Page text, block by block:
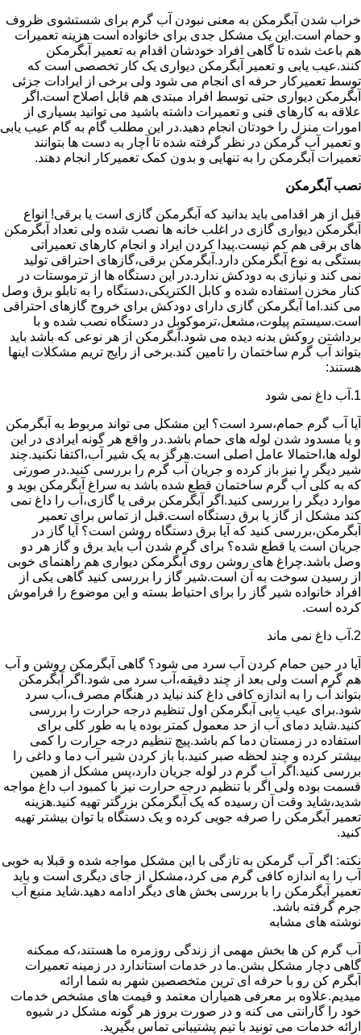
خراب شدن آبگرمکن به معنی نبودن آب گرم برای شستشوی ظروف
و حمام است.این یک مشکل جدی برای خانواده است هزینه تعمیرات
هم باعث شده تا گاهی افراد خودشان اقدام به تعمیر آبگرمکن
کنند.عیب یابی و تعمیر آبگرمکن دیواری یک کار تخصصی است که
توسط تعمیرکار حرفه ای انجام می شود ولی برخی از ایرادات جزئی
آبگرمکن دیواری حتی توسط افراد مبتدی هم قابل اصلاح است.اگر
علاقه به کارهای فنی و تعمیرات داشته باشید می توانید بسیاری از
امورات منزل را خودتان انجام دهید.در این مطلب گام به گام عیب یابی
و تعمیر آب گرمکن در نظر گرفته شده تا آچار به دست ها بتوانند
تعمیرات آبگرمکن را به تنهایی و بدون کمک تعمیرکار انجام دهند.
نصب آبگرمکن
قبل از هر اقدامی باید بدانید که آبگرمکن گازی است یا برقی! انواع
آبگرمکن دیواری گازی در اغلب خانه ها نصب شده ولی تعداد آبگرمکن
های برقی هم کم نیست.پیدا کردن ایراد و انجام کارهای تعمیراتی
بستگی به نوع آبگرمکن دارد.آبگرمکن برقی،گازهای احتراقی تولید
نمی کند و نیازی به دودکش ندارد.در این دستگاه ها از ترموستات در
کنار مخزن استفاده شده و کابل الکتریکی،دستگاه را به تابلو برق وصل
می کند.اما آبگرمکن گازی دارای دودکش برای خروج گازهای احتراقی
است.سیستم پیلوت،مشعل،ترموکوبل در دستگاه نصب شده و با
برداشتن روکش بدنه دیده می شود.آبگرمکن از هر نوعی که باشد باید
بتواند آب گرم ساختمان را تامین کند.برخی از رایج تریم مشکلات اینها
هستند:
1.آب داغ نمی شود
آیا آب گرم حمام،سرد است؟ این مشکل می تواند مربوط به آبگرمکن
و یا مسدود شدن لوله های حمام باشد.در واقع هر گونه ایرادی در این
لوله ها،احتمالا عامل اصلی است.هرگز به یک شیر آب،اکتفا نکنید.چند
شیر دیگر را نیز باز کرده و جریان آب گرم را بررسی کنید.در صورتی
که به کلی آب گرم ساختمان قطع شده باشد به سراغ آبگرمکن بوید و
موارد دیگر را بررسی کنید.اگر آبگرمکن برقی یا گازی،آب را داغ نمی
کند مشکل از گاز یا برق دستگاه است.قبل از تماس برای تعمیر
آبگرمکن،بررسی کنید که آیا برق دستگاه روشن است؟ آیا گاز در
جریان است یا قطع شده؟ برای گرم شدن آب باید برق و گاز هر دو
وصل باشد.چراغ های روشن روی آبگرمکن دیواری هم راهنمای خوبی
از رسیدن سوخت به آن است.شیر گاز را بررسی کنید گاهی یکی از
افراد خانواده شیر گاز را برای احتیاط بسته و این موضوع را فراموش
کرده است.
2.آب داغ نمی ماند
آیا در حین حمام کردن آب سرد می شود؟ گاهی آبگرمکن روشن و آب
هم گرم است ولی بعد از چند دقیقه،آب سرد می شود.اگر آبگرمکن
بتواند آب را به اندازه کافی داغ کند نباید در هنگام مصرف،آب سرد
شود.برای عیب یابی آبگرمکن اول تنظیم درجه حرارت را بررسی
کنید.شاید دمای آب از حد معمول کمتر بوده یا به طور کلی برای
استفاده در زمستان دما کم باشد.پیچ تنظیم درجه حرارت را کمی
بیشتر کرده و چند لحظه صبر کنید.با باز کردن شیر آب دما و داغی را
بررسی کنید.اگر آب گرم در لوله جریان دارد،پس مشکل از همین
قسمت بوده ولی اگر با تنظیم درجه حرارت نیز با کمبود اب داغ مواجه
شدید،شاید وقت آن رسیده که یک آبگرمکن بزرگتر تهیه کنید.هزینه
تعمیر آبگرمکن را صرفه جویی کرده و یک دستگاه با توان بیشتر تهیه
کنید.
نکته: اگر آب گرمکن به تازگی با این مشکل مواجه شده و قبلا به خوبی
آب را به اندازه کافی گرم می کرد،مشکل از جای دیگری است و باید
تعمیر آبگرمکن را با بررسی بخش های دیگر ادامه دهید.شاید منبع آب
جرم گرفته باشد.
نوشته های مشابه
آب گرم کن ها بخش مهمی از زندگی روزمره ما هستند،که ممکنه
گاهی دچار مشکل بشن.ما در خدمات استاندارد در زمینه تعمیرات
آبگرم کن رو با حرفه ای ترین متخصصین شهر به شما ارائه
میدیم.علاوه بر معرفی همیاران معتمد و قیمت های مشخص خدمات
خود را گارانتی می کنه و در صورت بروز هر گونه مشکل در شیوه
ارائه خدمات می تونید با تیم پشتیبانی تماس بگیرید.